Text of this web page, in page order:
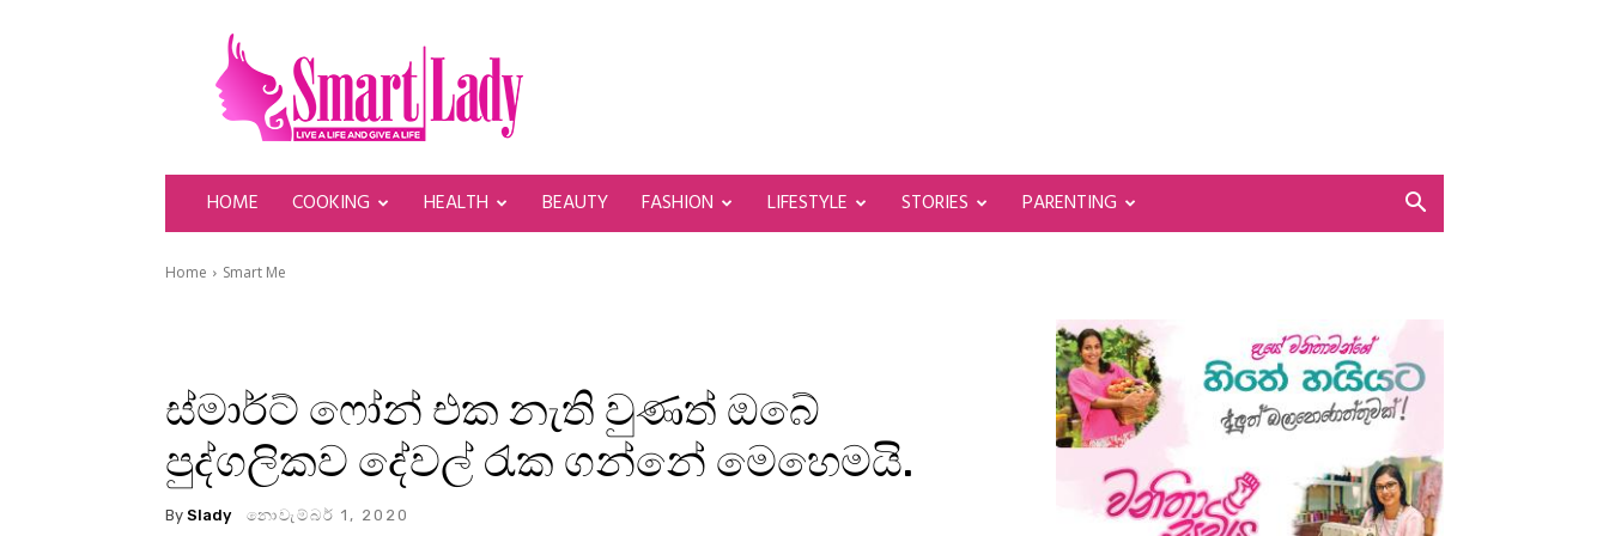
SmartLady
HOME COOKING HEALTH BEAUTY FASHION LIFESTYLE STORIES PARENTING
Home Smart Me
ස්මාර්ට් ෆෝන් එක නැති වුණත් ඔබේ
පුද්ගලිකව දේවල් රැක ගන්නේ මෙහෙමයි.
By Slady නොවැම්බර් 1, 2020